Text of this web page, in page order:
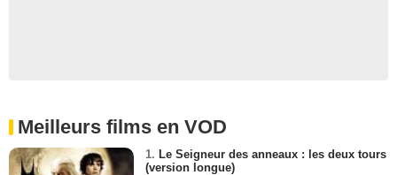
Meilleurs films en VOD
1. Le Seigneur des anneaux : les deux tours
(version longue)